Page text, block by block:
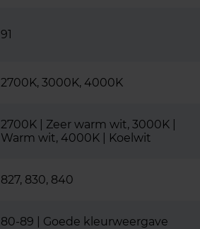
91
2700K, 3000K, 4000K
2700K | Zeer warm wit, 3000K |
Warm wit, 4000K | Koelwit
827, 830, 840
80-89 | Goede kleurweergave